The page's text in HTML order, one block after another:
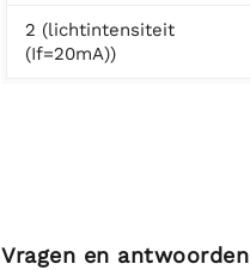
2 (lichtintensiteit
(If=20mA))
Vragen en antwoorden